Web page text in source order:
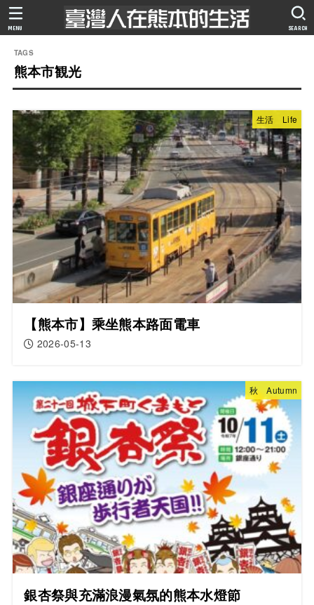
SEARCH
MENU
熊本市観光
生活 Life
【熊本市】乘坐熊本路面電車
2026-05-13
秋 Autumn
銀杏祭與充滿浪漫氣氛的熊本水燈節